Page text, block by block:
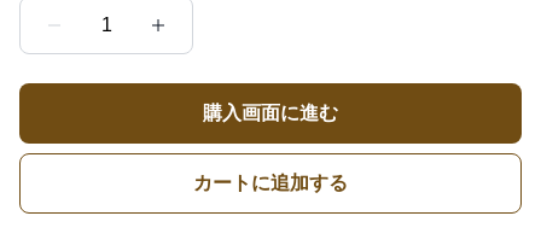
1
購入画面に進む
カートに追加する